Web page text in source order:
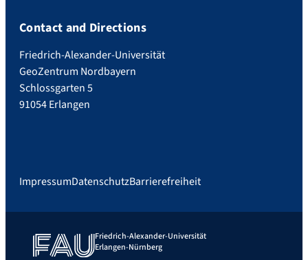
Contact and Directions
Friedrich-Alexander-Universität
GeoZentrum Nordbayern
Schlossgarten 5
91054 Erlangen
ImpressumDatenschutzBarrierefreiheit
Friedrich-Alexander-Universität
Erlangen-Nürnberg